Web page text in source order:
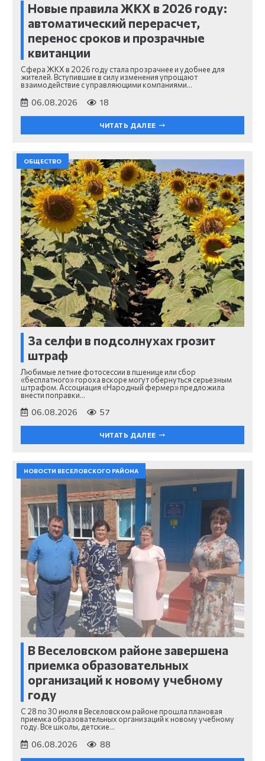
Новые правила ЖКХ в 2026 году:
автоматический перерасчет,
перенос сроков и прозрачные
квитанции
Сфера ЖКХ в 2026 году стала прозрачнее и удобнее для
жителей. Вступившие в силу изменения упрощают
взаимодействие с управляющими компаниями…
06.08.2026 18
ЧИТАТЬ ДАЛЕЕ
ОБЩЕСТВО
За селфи в подсолнухах грозит
штраф
Любимые летние фотосессии в пшенице или сбор
«бесплатного» гороха вскоре могут обернуться серьезным
штрафом. Ассоциация «Народный фермер» предложила
внести поправки…
06.08.2026 57
ЧИТАТЬ ДАЛЕЕ
НОВОСТИ ВЕСЕЛОВСКОГО РАЙОНА
В Веселовском районе завершена
приемка образовательных
организаций к новому учебному
году
С 28 по 30 июля в Веселовском районе прошла плановая
приемка образовательных организаций к новому учебному
году. Все школы, детские…
06.08.2026 88